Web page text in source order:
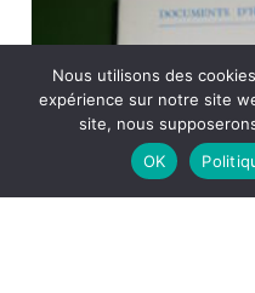
Nous utilisons des
expérience sur notre site
site, nous
OK